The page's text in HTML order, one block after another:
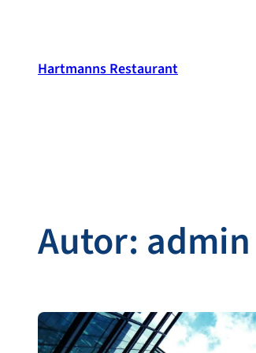
springenHartmanns Restaurant
Autor: admin